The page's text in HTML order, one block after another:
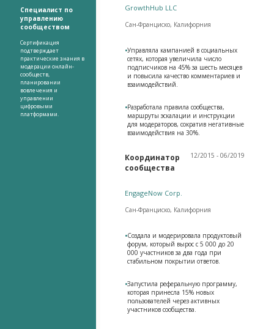
Специалист по
управлению
сообществом
Сертификация
подтверждает
практические знания в
модерации онлайн-
сообществ,
планировании
вовлечения и
управлении
цифровыми
платформами.
GrowthHub LLC
Сан-Франциско, Калифорния
•Управляла кампанией в социальных
сетях, которая увеличила число
подписчиков на 45% за шесть месяцев
и повысила качество комментариев и
взаимодействий.
•Разработала правила сообщества,
маршруты эскалации и инструкции
для модераторов, сократив негативные
взаимодействия на 30%.
Координатор
сообщества
12/2015 - 06/2019
EngageNow Corp.
Сан-Франциско, Калифорния
•Создала и модерировала продуктовый
форум, который вырос с 5 000 до 20
000 участников за два года при
стабильном покрытии ответов.
•Запустила реферальную программу,
которая принесла 15% новых
пользователей через активных
участников сообщества.